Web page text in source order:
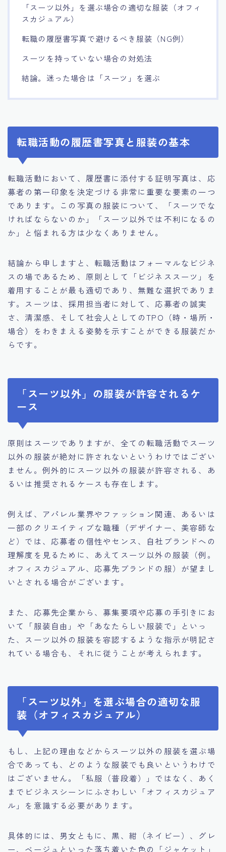
「スーツ以外」を選ぶ場合の適切な服装（オフィ
スカジュアル）
転職の履歴書写真で避けるべき服装（NG例）
スーツを持っていない場合の対処法
結論。迷った場合は「スーツ」を選ぶ
転職活動の履歴書写真と服装の基本
転職活動において、履歴書に添付する証明写真は、応
募者の第一印象を決定づける非常に重要な要素の一つ
であります。この写真の服装について、「スーツでな
ければならないのか」「スーツ以外では不利になるの
か」と悩まれる方は少なくありません。
結論から申しますと、転職活動はフォーマルなビジネ
スの場であるため、原則として「ビジネススーツ」を
着用することが最も適切であり、無難な選択でありま
す。スーツは、採用担当者に対して、応募者の誠実
さ、清潔感、そして社会人としてのTPO（時・場所・
場合）をわきまえる姿勢を示すことができる服装だか
らです。
「スーツ以外」の服装が許容されるケ
ース
原則はスーツでありますが、全ての転職活動でスーツ
以外の服装が絶対に許されないというわけではござい
ません。例外的にスーツ以外の服装が許容される、あ
るいは推奨されるケースも存在します。
例えば、アパレル業界やファッション関連、あるいは
一部のクリエイティブな職種（デザイナー、美容師な
ど）では、応募者の個性やセンス、自社ブランドへの
理解度を見るために、あえてスーツ以外の服装（例。
オフィスカジュアル、応募先ブランドの服）が望まし
いとされる場合がございます。
また、応募先企業から、募集要項や応募の手引きにお
いて「服装自由」や「あなたらしい服装で」といっ
た、スーツ以外の服装を容認するような指示が明記さ
れている場合も、それに従うことが考えられます。
「スーツ以外」を選ぶ場合の適切な服
装（オフィスカジュアル）
もし、上記の理由などからスーツ以外の服装を選ぶ場
合であっても、どのような服装でも良いというわけで
はございません。「私服（普段着）」ではなく、あく
までビジネスシーンにふさわしい「オフィスカジュア
ル」を意識する必要があります。
具体的には、男女ともに、黒、紺（ネイビー）、グレ
ー、ベージュといった落ち着いた色の「ジャケット」